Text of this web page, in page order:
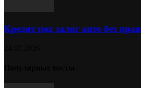
Кредит под залог авто без